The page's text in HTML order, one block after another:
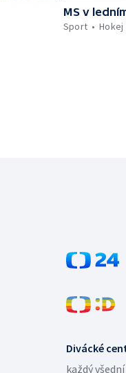
MS v
Sport
Hokej
Divácké
každý